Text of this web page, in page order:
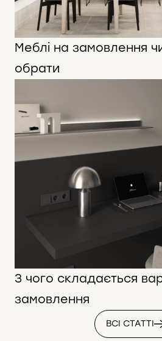
Меблі на замовлення
обрати
З чого складається
замовлення
ВСІ СТАТТІ